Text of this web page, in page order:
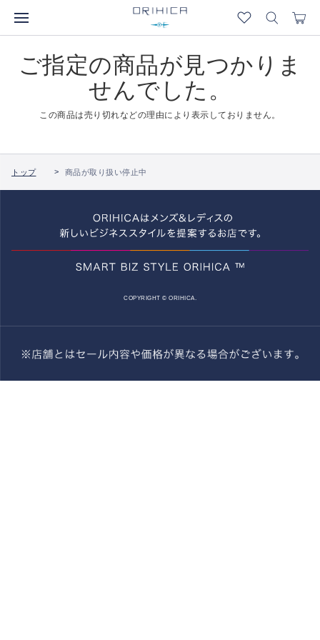
ご指定の商品が見つかりま
せんでした。
この商品は売り切れなどの理由により表示しておりません。
トップ 商品が取り扱い停止中
COPYRIGHT © ORIHICA.